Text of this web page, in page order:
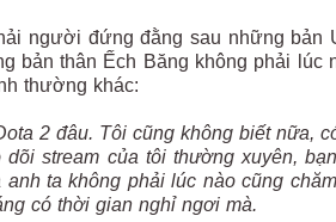
người đứng đằng sau những bản
bản thân Ếch Băng không phải lúc
thường khác:
2 đâu. Tôi cũng không biết nữa,
stream của tôi thường xuyên,
ta không phải lúc nào cũng
có thời gian nghỉ ngơi mà.